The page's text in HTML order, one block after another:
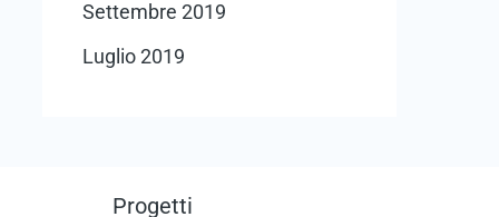
Settembre 2019
Luglio 2019
Progetti